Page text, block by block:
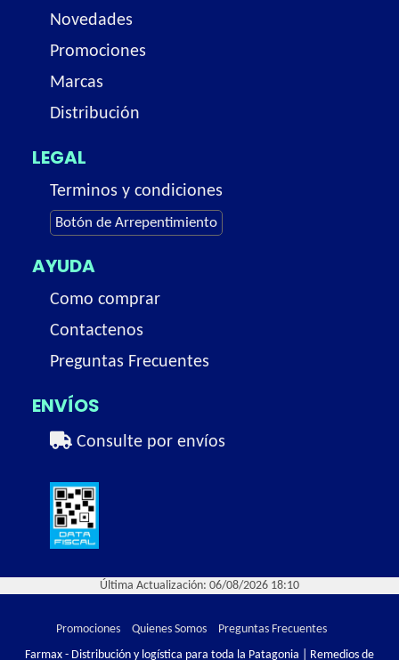
Novedades
Promociones
Marcas
Distribución
LEGAL
Terminos y condiciones
Botón de Arrepentimiento
AYUDA
Como comprar
Contactenos
Preguntas Frecuentes
ENVÍOS
Consulte por envíos
Última Actualización: 06/08/2026 18:10
Promociones Quienes Somos
Preguntas Frecuentes
Farmax - Distribución y logística para toda la Patagonia | Remedios de